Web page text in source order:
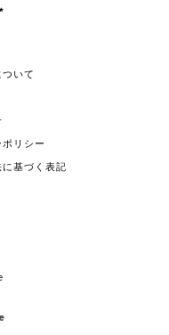
いて
リシー
基づく表記